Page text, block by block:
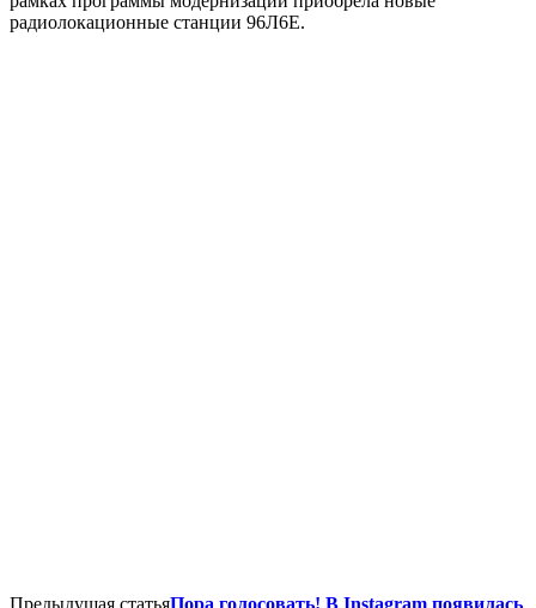
радиолокационные станции 96Л6Е.
Предыдущая статьяПора голосовать! В Instagram появилась